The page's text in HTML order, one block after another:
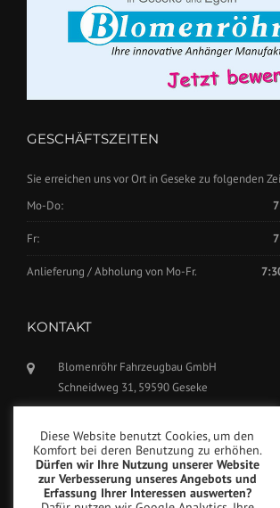
GESCHÄFTSZEITEN
Sie erreichen uns vor Ort in Geseke zu folgenden
Mo-Do:
Fr:
Anlieferung / Abholung von Mo-Fr.
KONTAKT
Blomenröhr Fahrzeugbau GmbH
Schneidweg 31, 59590 Geseke
Fax: +49(0)2942-5799777
info@blomenroehr.com
Diese Website benutzt Cookies, um den
Komfort bei deren Benutzung zu erhöhen.
Dürfen wir Ihre Nutzung unserer Website
zur Verbesserung unseres Angebots und
Erfassung Ihrer Interessen auswerten?